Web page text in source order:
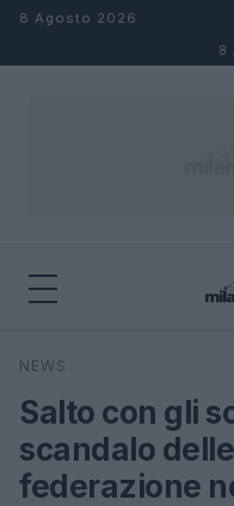
Salta al contenuto
8 Agosto 2026
8
Cerca
NEWS
Salto con gli
scandalo
federazione